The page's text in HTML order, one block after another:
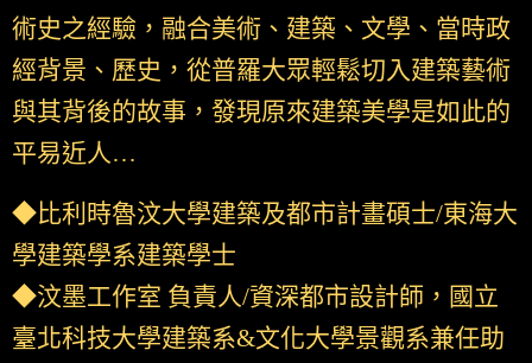
術史之經驗，融合美術、建築、文學、當時政
經背景、歷史，從普羅大眾輕鬆切入建築藝術
與其背後的故事，發現原來建築美學是如此的
平易近人…
◆比利時魯汶大學建築及都市計畫碩士/東海大
學建築學系建築學士
◆汶墨工作室 負責人/資深都市設計師，國立
臺北科技大學建築系&文化大學景觀系兼任助